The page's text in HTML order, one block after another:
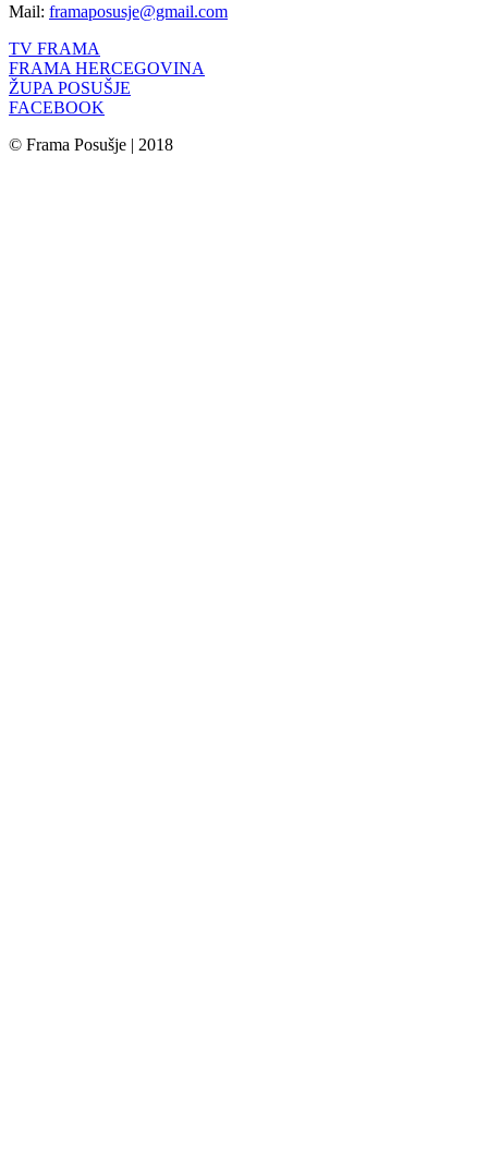
Mail: framaposusje@gmail.com
TV FRAMA
FRAMA HERCEGOVINA
ŽUPA POSUŠJE
FACEBOOK
© Frama Posušje | 2018